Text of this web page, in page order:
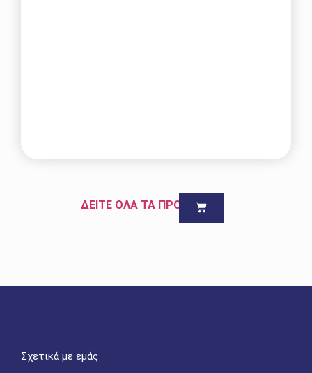
ΔΕΙΤΕ ΟΛΑ ΤΑ ΠΡΟΪΟΝΤΑ
Σχετικά με εμάς